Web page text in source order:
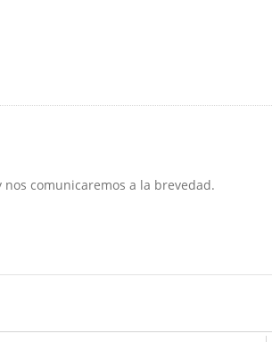
comunicaremos a la brevedad.